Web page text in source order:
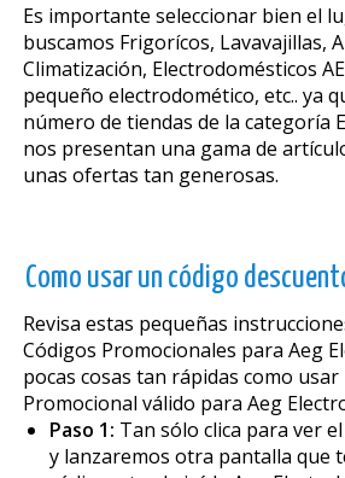
Es importante seleccionar bien el
buscamos Frigoríficos, Lavavajillas,
Climatización, Electrodomésticos
pequeño electrodomético, etc.. ya
número de tiendas de la categoría
nos presentan una gama de
unas ofertas tan generosas.
Como usar un código
Revisa estas pequeñas
Códigos Promocionales para Aeg
pocas cosas tan rápidas como
Promocional válido para Aeg
Paso 1: Tan sólo clica para ver
y lanzaremos otra pantalla que